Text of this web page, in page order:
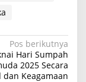
Pos berikutnya
Hari Sumpah
2025 Secara
Keagamaan